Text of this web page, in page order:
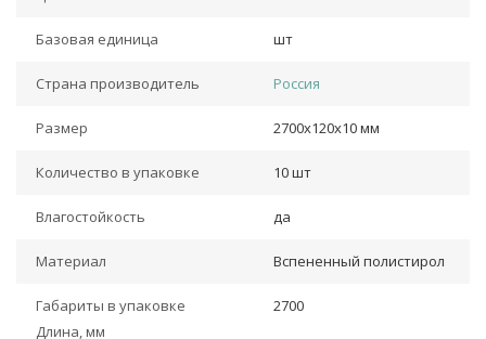
Базовая единица шт
Страна производитель Россия
Размер 2700х120х10 мм
Количество в упаковке 10 шт
Влагостойкость да
Материал Вспененный полистирол
Габариты в упаковке
Длина, мм
2700